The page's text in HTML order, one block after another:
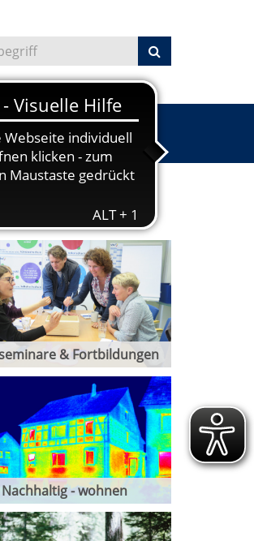
& Fortbildungen
Nachhaltig - wohnen